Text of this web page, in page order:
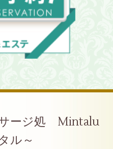
ージ処 Mintalu
ル～